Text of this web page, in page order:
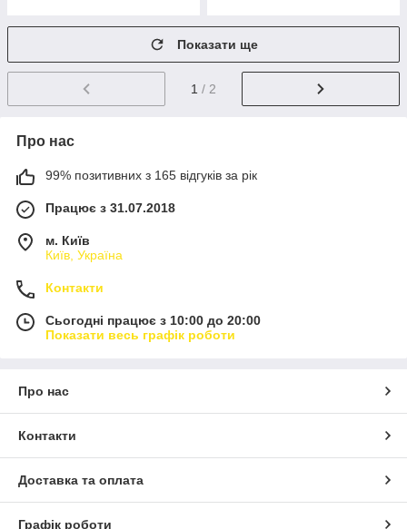
Показати ще
1 / 2
Про нас
99% позитивних з 165 відгуків за рік
Працює з 31.07.2018
м. Київ
Київ, Україна
Контакти
Сьогодні працює з 10:00 до 20:00
Показати весь графік роботи
Про нас
Контакти
Доставка та оплата
Графік роботи